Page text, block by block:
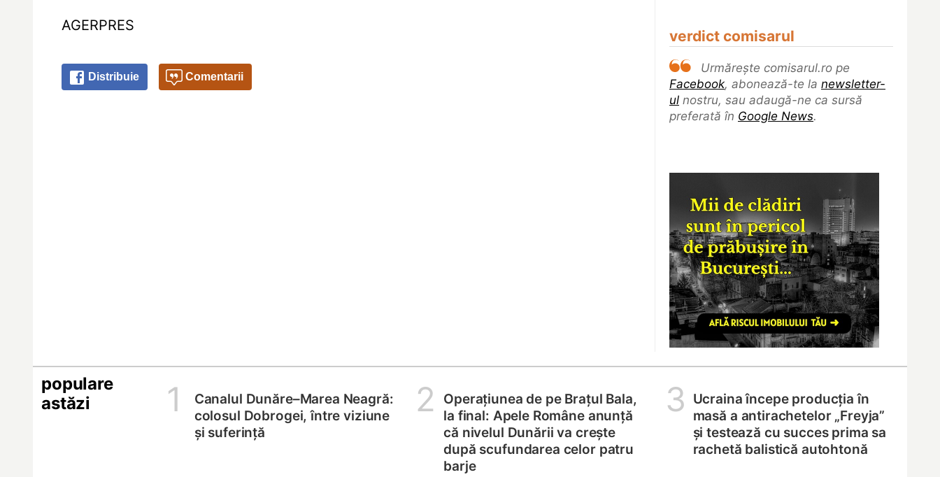
verdict comisarul
Urmărește comisarul.ro pe
Facebook, abonează-te la newsletter-
ul nostru, sau adaugă-ne ca sursă
preferată în Google News.
AGERPRES
Distribuie Comentarii
populare
astăzi
1
Canalul Dunăre–Marea Neagră:
colosul Dobrogei, între viziune
și suferință
2
Operațiunea de pe Brațul Bala,
la final: Apele Române anunță
că nivelul Dunării va crește
după scufundarea celor patru
barje
3
Ucraina începe producția în
masă a antirachetelor „Freyja”
și testează cu succes prima sa
rachetă balistică autohtonă